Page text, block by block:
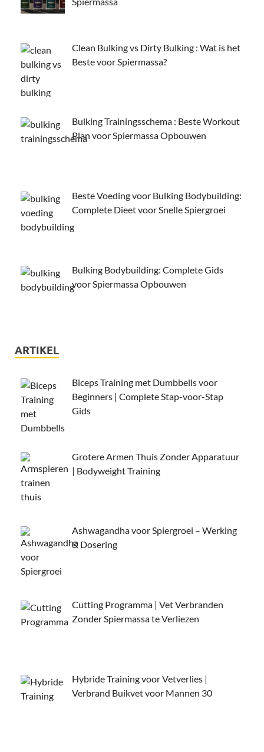
Clean Bulking vs Dirty Bulking : Wat is het
Beste voor Spiermassa?
Bulking Trainingsschema : Beste Workout
Plan voor Spiermassa Opbouwen
Beste Voeding voor Bulking Bodybuilding:
Complete Dieet voor Snelle Spiergroei
Bulking Bodybuilding: Complete Gids
voor Spiermassa Opbouwen
ARTIKEL
Biceps Training met Dumbbells voor
Beginners | Complete Stap-voor-Stap
Gids
Grotere Armen Thuis Zonder Apparatuur
| Bodyweight Training
Ashwagandha voor Spiergroei – Werking
& Dosering
Cutting Programma | Vet Verbranden
Zonder Spiermassa te Verliezen
Hybride Training voor Vetverlies |
Verbrand Buikvet voor Mannen 30